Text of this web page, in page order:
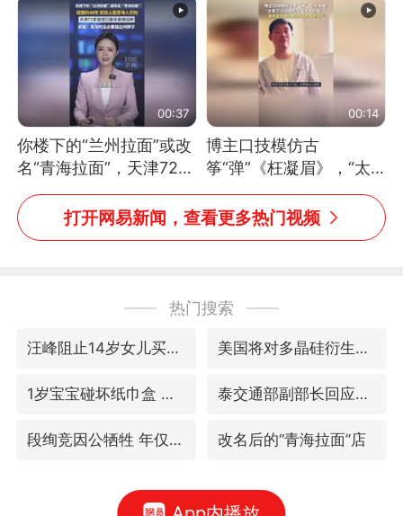
处理
00:37
你楼下的“兰州拉面”或改
名“青海拉面”，天津72家
面馆已集体更换招牌
00:14
博主口技模仿古
筝“弹”《枉凝眉》，“太
像了～你是吃古筝长大的
吗？”“或将成为首位考级
不带古筝的选手。”（来
打开网易新闻，查看更多热门视频
热门搜索
汪峰阻止14岁女儿买大牌 美国将对多晶硅衍生品加征15%关税
1岁宝宝碰坏纸巾盒 宝妈被索赔924元 泰交通部副部长回应中国游客遭歧视
段绚竞因公牺牲 年仅44岁 改名后的“青海拉面”店